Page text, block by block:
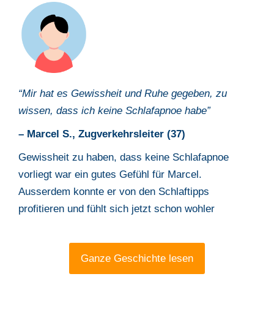
“Mir hat es Gewissheit und Ruhe gegeben, zu
wissen, dass ich keine Schlafapnoe habe”
– Marcel S., Zugverkehrsleiter (37)
Gewissheit zu haben, dass keine Schlafapnoe
vorliegt war ein gutes Gefühl für Marcel.
Ausserdem konnte er von den Schlaftipps
profitieren und fühlt sich jetzt schon wohler
Ganze Geschichte lesen